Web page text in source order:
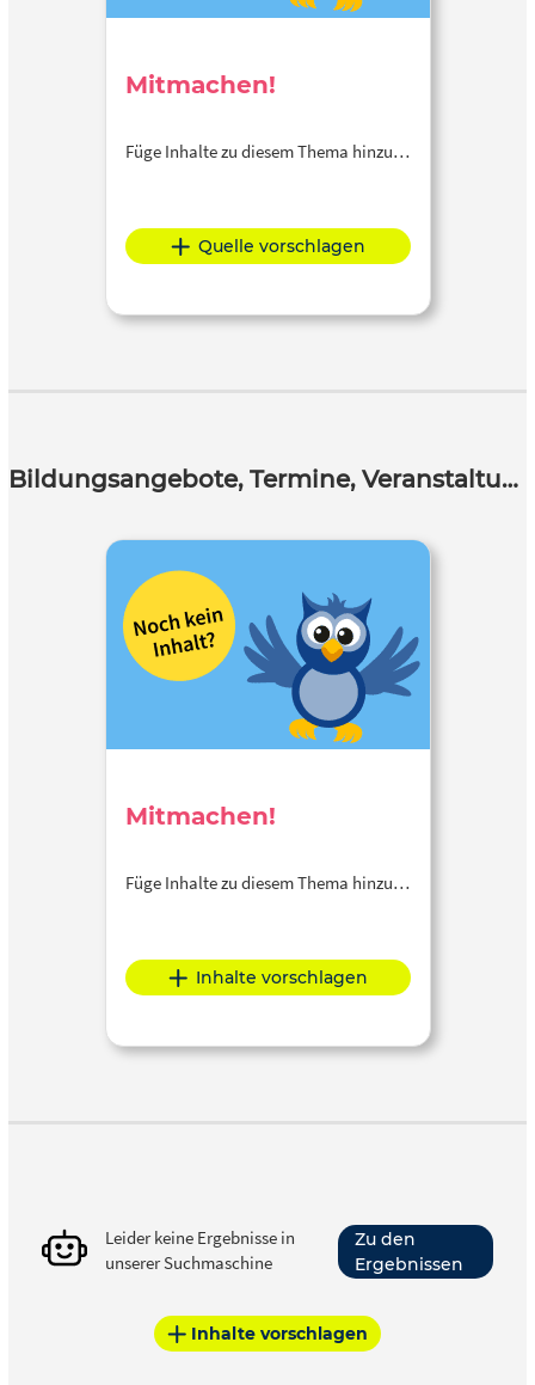
Mitmachen!
Füge Inhalte zu diesem Thema hinzu…
Quelle vorschlagen
Bildungsangebote, Termine, Veranstaltungen
Mitmachen!
Füge Inhalte zu diesem Thema hinzu…
Inhalte vorschlagen
Leider keine Ergebnisse in
unserer Suchmaschine
Zu den
Ergebnissen
Inhalte vorschlagen